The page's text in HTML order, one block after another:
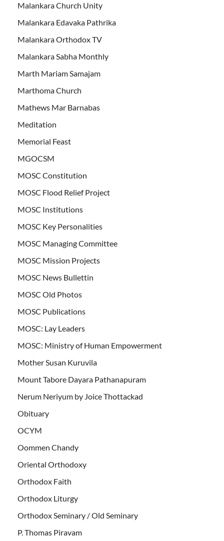
Malankara Church Unity
Malankara Edavaka Pathrika
Malankara Orthodox TV
Malankara Sabha Monthly
Marth Mariam Samajam
Marthoma Church
Mathews Mar Barnabas
Meditation
Memorial Feast
MGOCSM
MOSC Constitution
MOSC Flood Relief Project
MOSC Institutions
MOSC Key Personalities
MOSC Managing Committee
MOSC Mission Projects
MOSC News Bullettin
MOSC Old Photos
MOSC Publications
MOSC: Lay Leaders
MOSC: Ministry of Human Empowerment
Mother Susan Kuruvila
Mount Tabore Dayara Pathanapuram
Nerum Neriyum by Joice Thottackad
Obituary
OCYM
Oommen Chandy
Oriental Orthodoxy
Orthodox Faith
Orthodox Liturgy
Orthodox Seminary / Old Seminary
P. Thomas Piravam